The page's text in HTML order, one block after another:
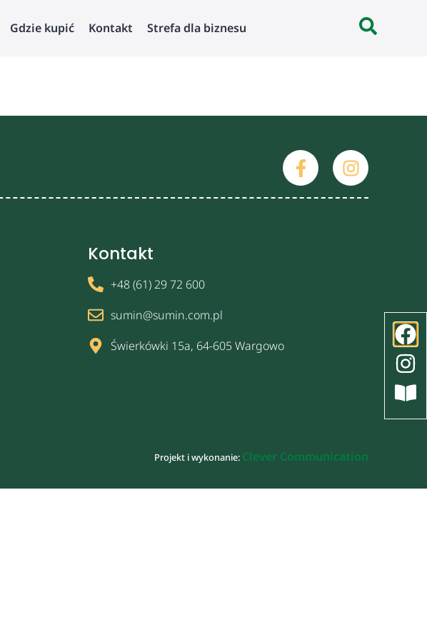
Gdzie kupić Kontakt Strefa dla biznesu
Kontakt
+48 (61) 29 72 600
sumin@sumin.com.pl
Świerkówki 15a, 64-605 Wargowo
Projekt i wykonanie: Clever Communication